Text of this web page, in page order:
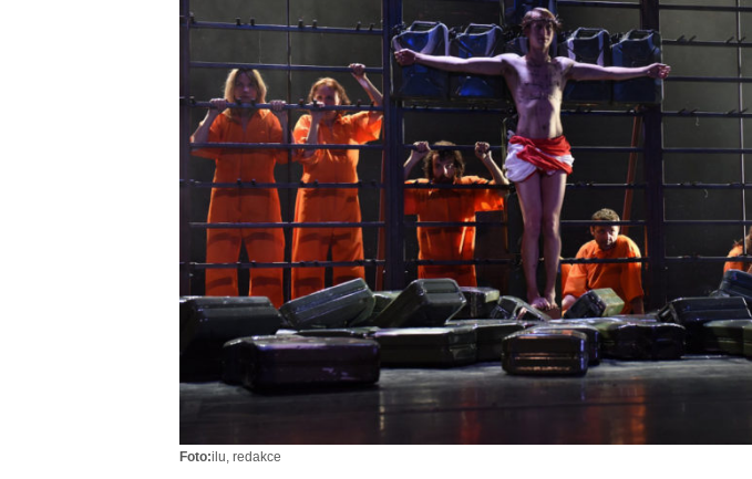
Foto:ilu, redakce